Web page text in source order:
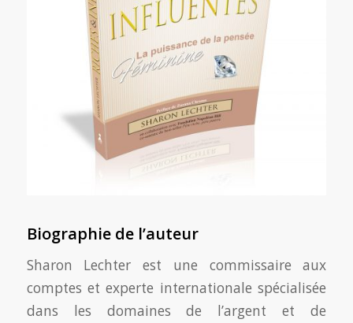
Biographie de l’auteur
Sharon Lechter est une commissaire aux
comptes et experte internationale spécialisée
dans les domaines de l’argent et de